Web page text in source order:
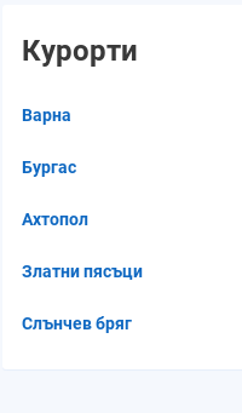
Курорти
Варна
Бургас
Ахтопол
Златни пясъци
Слънчев бряг